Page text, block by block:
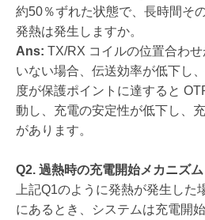
約50％ずれた状態で、長時間そ
発熱は発生しますか。
Ans: TX/RX コイルの位置合わ
いない場合、伝送効率が低下し
度が保護ポイントに達すると
動し、充電の安定性が低下し、
があります。
Q2. 過熱時の充電開始メカニズム
上記Q1のように発熱が発生し
にあるとき、システムは充電開